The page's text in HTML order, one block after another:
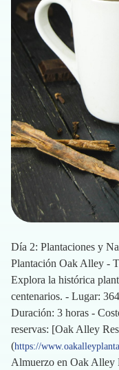
Día 2: Plantaciones y
Plantación Oak Alley -
Explora la histórica
centenarios. - Lugar:
Duración: 3 horas -
reservas: [Oak Alley
(https://
Almuerzo en Oak Alley